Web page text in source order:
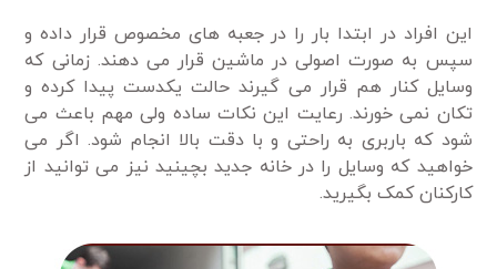
این افراد در ابتدا بار را در جعبه های مخصوص قرار داده و
سپس به صورت اصولی در ماشین قرار می دهند. زمانی که
وسایل کنار هم قرار می گیرند حالت یکدست پیدا کرده و
تکان نمی خورند. رعایت این نکات ساده ولی مهم باعث می
شود که باربری به راحتی و با دقت بالا انجام شود. اگر می
خواهید که وسایل را در خانه جدید بچینید نیز می توانید از
کارکنان کمک بگیرید.